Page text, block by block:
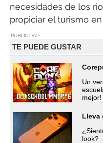
necesidades de los
propiciar el turismo en
PUBLICIDAD
TE PUEDE GUSTAR
Un
mejor!
Lleva
look?